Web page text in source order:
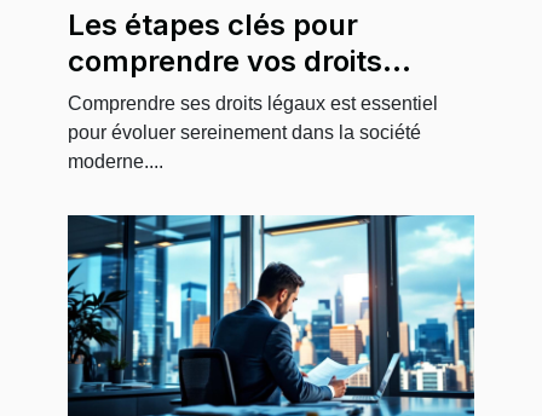
Les étapes clés pour
comprendre vos droits
légaux
Comprendre ses droits légaux est essentiel
pour évoluer sereinement dans la société
moderne....